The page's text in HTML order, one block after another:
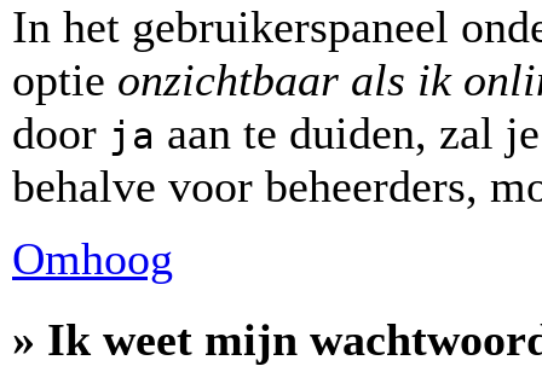
In het gebruikerspaneel
optie onzichtbaar als ik
door ja aan te duiden, zal
behalve voor beheerders,
Omhoog
» Ik weet mijn